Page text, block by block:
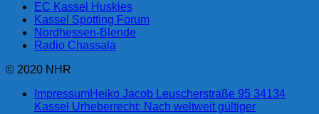
EC Kassel Huskies
Kassel Spotting Forum
Nordhessen-Blende
Radio Chassala
© 2020 NHR
ImpressumHeiko Jacob Leuscherstraße 95 34134
Kassel Urheberrecht: Nach weltweit gültiger